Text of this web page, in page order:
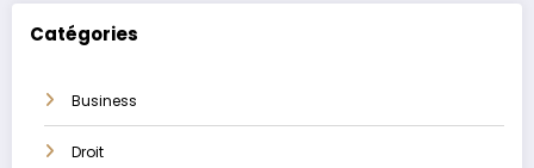
Catégories
Business
Droit